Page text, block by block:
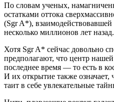
По словам ученых,
остатками оттока
(Sgr A*),
несколько миллионов лет назад.
Хотя Sgr A* сейчас довольно
предполагают, что центр
последнее время — то есть в
И их открытие также означает,
таит в себе увлекательные